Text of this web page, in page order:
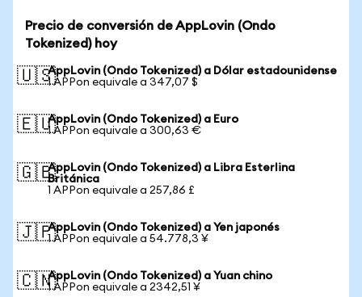
Precio de conversión de AppLovin (Ondo
Tokenized) hoy
🇺🇸AppLovin (Ondo Tokenized) a Dólar estadounidense
1 APPon equivale a 347,07 $
🇪🇺AppLovin (Ondo Tokenized) a Euro
1 APPon equivale a 300,63 €
🇬🇧AppLovin (Ondo Tokenized) a Libra Esterlina
Británica
1 APPon equivale a 257,86 £
🇯🇵AppLovin (Ondo Tokenized) a Yen japonés
1 APPon equivale a 54.778,3 ¥
🇨🇳AppLovin (Ondo Tokenized) a Yuan chino
1 APPon equivale a 2342,51 ¥